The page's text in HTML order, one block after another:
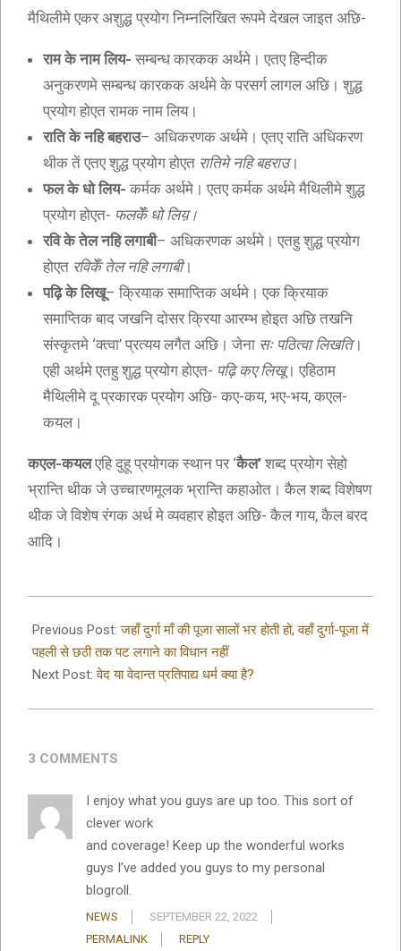
मैथिलीमे एकर अशुद्ध प्रयोग निम्नलिखित रूपमे देखल जाइत अछि-
राम के नाम लिय- सम्बन्ध कारकक अर्थमे। एतए हिन्दीक
अनुकरणमे सम्बन्ध कारकक अर्थमे के परसर्ग लागल अछि। शुद्ध
प्रयोग होएत रामक नाम लिय।
राति के नहि बहराउ– अधिकरणक अर्थमे। एतए राति अधिकरण
थीक तें एतए शुद्ध प्रयोग होएत रातिमे नहि बहराउ।
फल के धो लिय- कर्मक अर्थमे। एतए कर्मक अर्थमे मैथिलीमे शुद्ध
प्रयोग होएत- फलकेँ धो लिय़।
रवि के तेल नहि लगाबी– अधिकरणक अर्थमे। एतहु शुद्ध प्रयोग
होएत रविकेँ तेल नहि लगाबी।
पढ़ि के लिखू– क्रियाक समाप्तिक अर्थमे। एक क्रियाक
समाप्तिक बाद जखनि दोसर क्रिया आरम्भ होइत अछि तखनि
संस्कृतमे ‘क्त्वा’ प्रत्यय लगैत अछि। जेना सः पठित्वा लिखति।
एही अर्थमे एतहु शुद्ध प्रयोग होएत- पढ़ि कए लिखू। एहिठाम
मैथिलीमे दू प्रकारक प्रयोग अछि- कए-कय, भए-भय, कएल-
कयल।
कएल-कयलएहि दुहू प्रयोगक स्थान पर ‘कैल’ शब्द प्रयोग सेहो
भ्रान्ति थीक जे उच्चारणमूलक भ्रान्ति कहाओत। कैल शब्द विशेषण
थीक जे विशेष रंगक अर्थ मे व्यवहार होइत अछि- कैल गाय, कैल बरद
आदि।
10-
26
Previous Post:जहाँ दुर्गा माँ की पूजा सालों भर होती हो, वहाँ दुर्गा-पूजा में
पहली से छठी तक पट लगाने का विधान नहीं
Next Post:वेद या वेदान्त प्रतिपाद्य धर्म क्या है?
3 COMMENTS
I enjoy what you guys are up too. This sort of
clever work
and coverage! Keep up the wonderful works
guys I’ve added you guys to my personal
blogroll.
NEWS
SEPTEMBER 22, 2022
PERMALINK
REPLY